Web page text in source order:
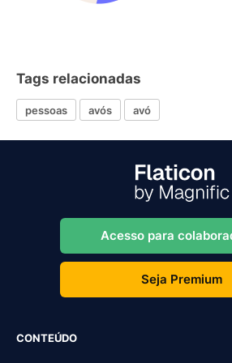
Tags relacionadas
pessoas avós avó
Acesso para
Seja Premium
CONTEÚDO